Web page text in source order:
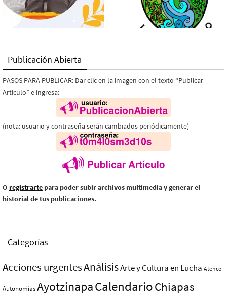
Publicación Abierta
PASOS PARA PUBLICAR: Dar clic en la imagen con el texto “Publicar
Artículo” e ingresa:
(nota: usuario y contraseña serán cambiados periódicamente)
O registrarte para poder subir archivos multimedia y generar el
historial de tus publicaciones.
Categorías
Acciones urgentesAnálisisArte y Cultura en Lucha Atenco
AutonomíasAyotzinapaCalendarioChiapas